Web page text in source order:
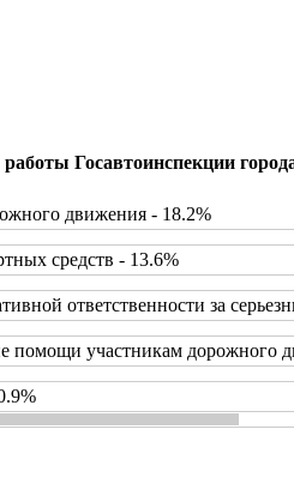
Госавтоинспекции
движения - 18.2%
средств - 13.6%
ответственности за
помощи участникам дорожного